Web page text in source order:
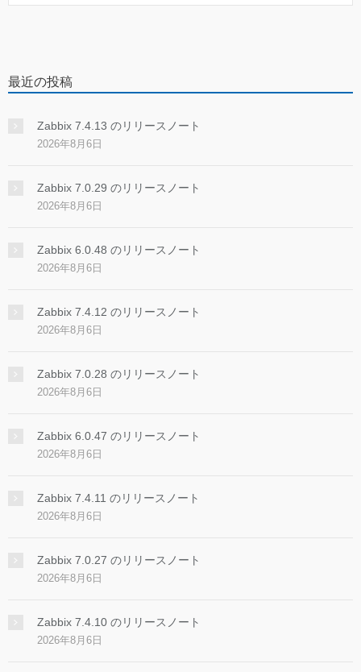
最近の投稿
Zabbix 7.4.13 のリリースノート
2026年8月6日
Zabbix 7.0.29 のリリースノート
2026年8月6日
Zabbix 6.0.48 のリリースノート
2026年8月6日
Zabbix 7.4.12 のリリースノート
2026年8月6日
Zabbix 7.0.28 のリリースノート
2026年8月6日
Zabbix 6.0.47 のリリースノート
2026年8月6日
Zabbix 7.4.11 のリリースノート
2026年8月6日
Zabbix 7.0.27 のリリースノート
2026年8月6日
Zabbix 7.4.10 のリリースノート
2026年8月6日